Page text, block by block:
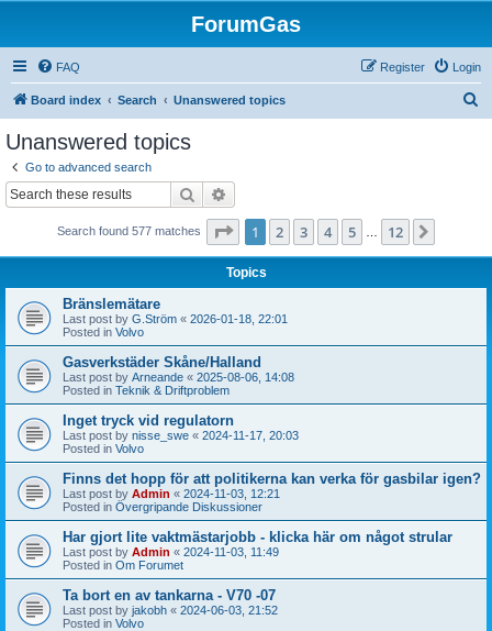
ForumGas
FAQ Login
Register
Board index Search Unanswered topics
Unanswered topics
Go to advanced search
Search
Search found 577 matches Page 1of 12
1 2 3 4 5 12
Topics
Bränslemätare
Last post by G.Ström « 2026-01-18, 22:01
Posted in Volvo
Gasverkstäder Skåne/Halland
Last post by Arneande « 2025-08-06, 14:08
Posted in Teknik & Driftproblem
Inget tryck vid regulatorn
Last post by nisse_swe « 2024-11-17, 20:03
Posted in Volvo
Finns det hopp för att politikerna kan verka för gasbilar igen?
Last post by Admin « 2024-11-03, 12:21
Posted in Övergripande Diskussioner
Har gjort lite vaktmästarjobb - klicka här om något strular
Last post by Admin « 2024-11-03, 11:49
Posted in Om Forumet
Ta bort en av tankarna - V70 -07
Last post by jakobh « 2024-06-03, 21:52
Posted in Volvo